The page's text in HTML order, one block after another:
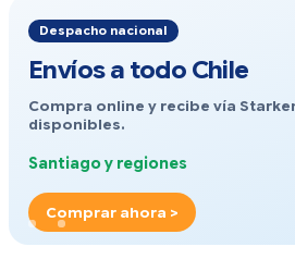
Despacho nacional
Envíos a todo Chile
Compra online y recibe vía
disponibles.
Santiago y regiones
Comprar ahora >